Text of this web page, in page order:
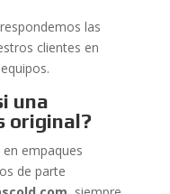
las
clientes en
una
original?
empaques
de parte